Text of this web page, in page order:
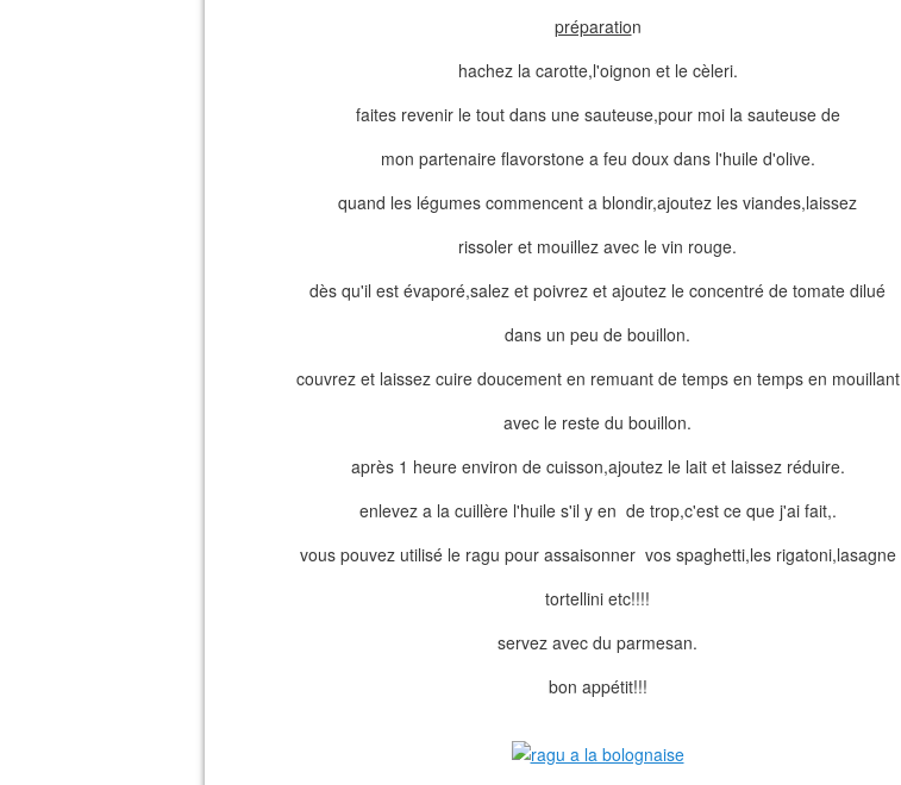
préparation
hachez la carotte,l'oignon et le cèleri.
faites revenir le tout dans une sauteuse,pour moi la sauteuse de
mon partenaire flavorstone a feu doux dans l'huile d'olive.
quand les légumes commencent a blondir,ajoutez les viandes,laissez
rissoler et mouillez avec le vin rouge.
dès qu'il est évaporé,salez et poivrez et ajoutez le concentré de tomate dilué
dans un peu de bouillon.
couvrez et laissez cuire doucement en remuant de temps en temps en mouillant
avec le reste du bouillon.
après 1 heure environ de cuisson,ajoutez le lait et laissez réduire.
enlevez a la cuillère l'huile s'il y en de trop,c'est ce que j'ai fait,.
vous pouvez utilisé le ragu pour assaisonner vos spaghetti,les rigatoni,lasagne
tortellini etc!!!!
servez avec du parmesan.
bon appétit!!!